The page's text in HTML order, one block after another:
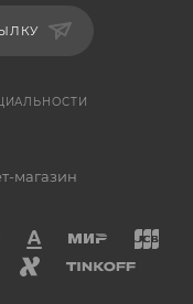
магазин